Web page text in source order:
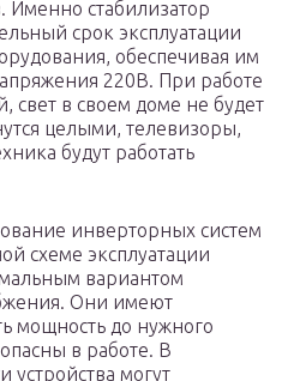
Именно стабилизатор
срок эксплуатации
обеспечивая им
220В. При работе
свет в своем доме не будет
целыми, телевизоры,
будут работать
инверторных систем
схеме эксплуатации
вариантом
Они имеют
мощность до нужного
в работе. В
устройства могут